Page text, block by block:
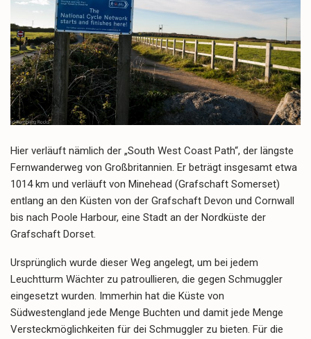
Hier verläuft nämlich der „South West Coast Path“, der längste
Fernwanderweg von Großbritannien. Er beträgt insgesamt etwa
1014 km und verläuft von Minehead (Grafschaft Somerset)
entlang an den Küsten von der Grafschaft Devon und Cornwall
bis nach Poole Harbour, eine Stadt an der Nordküste der
Grafschaft Dorset.
Ursprünglich wurde dieser Weg angelegt, um bei jedem
Leuchtturm Wächter zu patroullieren, die gegen Schmuggler
eingesetzt wurden. Immerhin hat die Küste von
Südwestengland jede Menge Buchten und damit jede Menge
Versteckmöglichkeiten für dei Schmuggler zu bieten. Für die